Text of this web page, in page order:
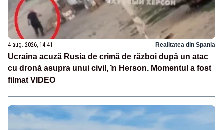
4 aug. 2026, 14:41 Realitatea din Spania
Ucraina acuză Rusia de crimă de război după un atac
cu dronă asupra unui civil, în Herson. Momentul a fost
filmat VIDEO